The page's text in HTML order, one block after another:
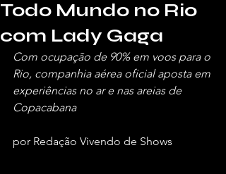
Todo Mundo no Rio
com Lady Gaga
Com ocupação de 90% em voos para o
Rio, companhia aérea oficial aposta em
experiências no ar e nas areias de
Copacabana
por Redação Vivendo de Shows